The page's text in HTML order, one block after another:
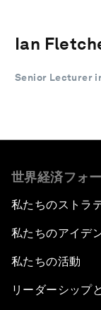
Ian
Senior Lecturer
世界経済フォ
私たちのストラ
私たちのアイデ
私たちの活動
リーダーシップ